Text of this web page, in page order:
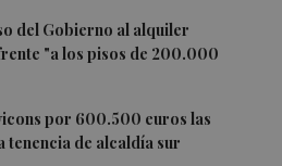
del Gobierno al alquiler
"a los pisos de 200.000
por 600.500 euros las
tenencia de alcaldía sur